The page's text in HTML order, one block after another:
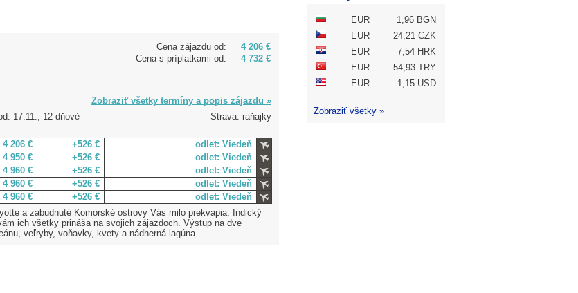
Cena zájazdu od:
4 206 €
Cena s príplatkami od:
4 732 €
Zobraziť všetky termíny a popis zájazdu »
17.11., 12 dňové
Strava: raňajky
4 206 € +526 €
odlet: Viedeň
4 950 € +526 €
odlet: Viedeň
4 960 € +526 €
odlet: Viedeň
4 960 € +526 €
odlet: Viedeň
4 960 € +526 €
odlet: Viedeň
a zabudnuté Komorské ostrovy Vás milo prekvapia. Indický
ich všetky prináša na svojich zájazdoch. Výstup na dve
veľryby, voňavky, kvety a nádherná lagúna.
EUR
1,96 BGN
EUR
24,21 CZK
EUR
7,54 HRK
EUR
54,93 TRY
EUR
1,15 USD
Zobraziť všetky »